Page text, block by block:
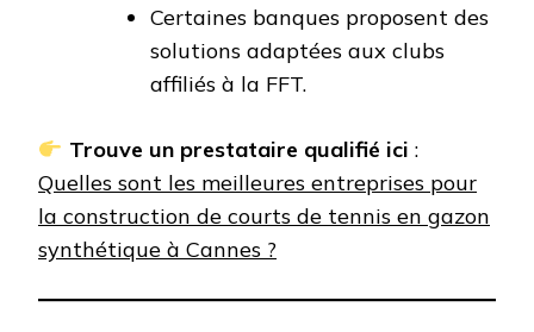
Certaines banques proposent des
solutions adaptées aux clubs
affiliés à la FFT.
Trouve un prestataire qualifié ici :
Quelles sont les meilleures entreprises pour
la construction de courts de tennis en gazon
synthétique à Cannes ?